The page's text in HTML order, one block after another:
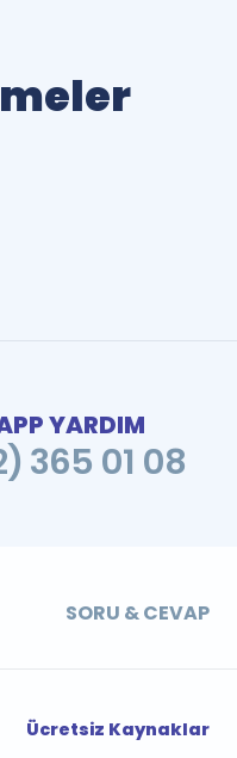
YARDIM
365 01 08
SORU & CEVAP
Ücretsiz Kaynaklar